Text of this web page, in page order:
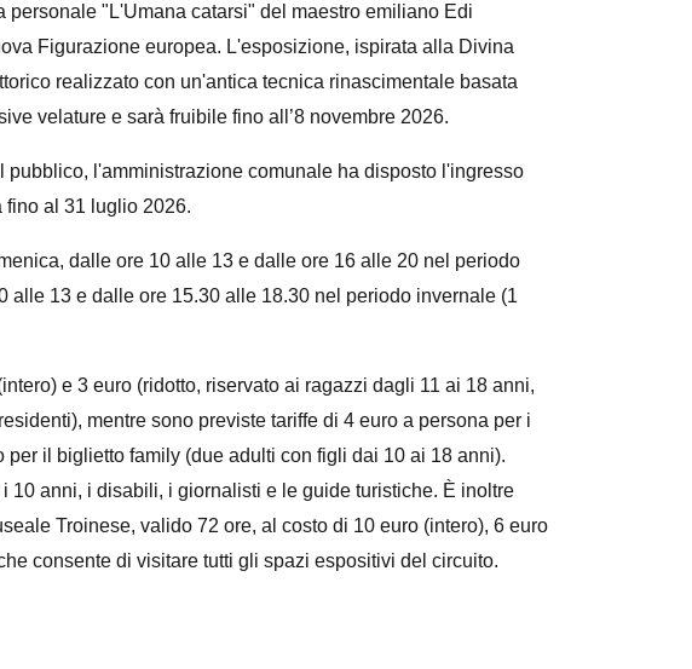
personale "L'Umana catarsi" del maestro emiliano Edi
Figurazione europea. L'esposizione, ispirata alla Divina
realizzato con un'antica tecnica rinascimentale basata
velaturee sarà fruibile fino all’8 novembre 2026.
l'amministrazione comunale ha disposto l'ingresso
fino al 31 luglio 2026.
dalle ore 10 alle 13 e dalle ore 16 alle 20 nel periodo
alle 13 e dalle ore 15.30 alle 18.30 nel periodo invernale (1
e 3 euro (ridotto, riservato ai ragazzi dagli 11 ai 18 anni,
mentre sono previste tariffe di 4 euro a persona per i
il biglietto family (due adulti con figli dai 10 ai 18 anni).
10 anni, i disabili, i giornalisti e le guide turistiche. È inoltre
Troinese, valido 72 ore, al costo di 10 euro (intero), 6 euro
consente di visitare tutti gli spazi espositivi del circuito.